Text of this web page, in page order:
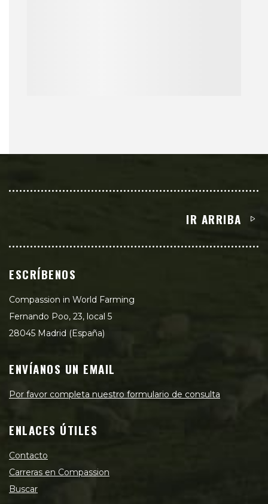
IR ARRIBA
ESCRÍBENOS
Compassion in World Farming
Fernando Poo, 23, local 5
28045 Madrid (España)
ENVÍANOS UN EMAIL
Por favor completa nuestro formulario de consulta
ENLACES ÚTILES
Contacto
Carreras en Compassion
Buscar